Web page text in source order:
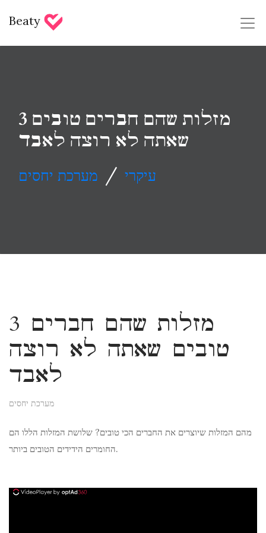
Beaty
3 מזלות שהם חברים טובים
שאתה לא רוצה לאבד
עיקרי / מערכת יחסים
3 מזלות שהם חברים
טובים שאתה לא רוצה
לאבד
מערכת יחסים
מהם המזלות שיוצרים את החברים הכי טובים? שלושת המזלות הללו הם
החומרים הידידים הטובים ביותר.